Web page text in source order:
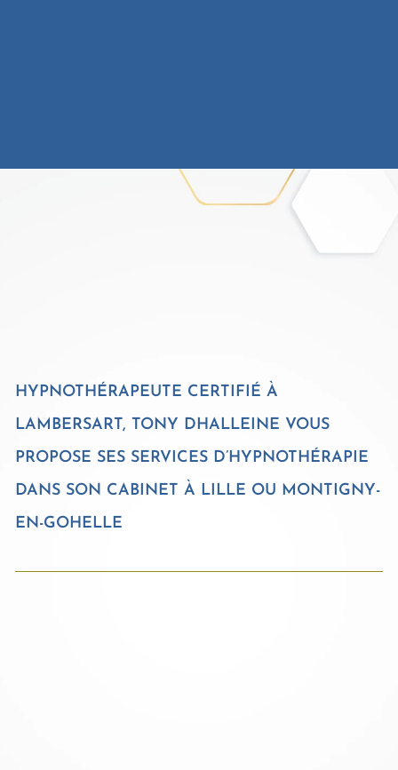
HYPNOTHÉRAPEUTE CERTIFIÉ À
LAMBERSART, TONY DHALLEINE VOUS
PROPOSE SES SERVICES D’HYPNOTHÉRAPIE
DANS SON CABINET À LILLE OU MONTIGNY-
EN-GOHELLE